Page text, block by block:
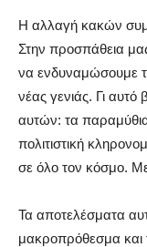
Η αλλαγή κακών
Στην προσπάθεια
να ενδυναμώσουμε
νέας γενιάς. Γι
αυτών: τα
πολιτιστική
σε όλο τον κόσμο.
Τα αποτελέσματα
μακροπρόθεσμα και